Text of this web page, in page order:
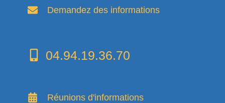
Demandez des informations
04.94.19.36.70
Réunions d'informations